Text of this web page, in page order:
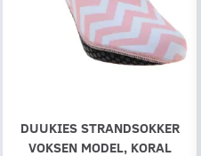
DUUKIES STRANDSOKKER
VOKSEN MODEL, KORAL